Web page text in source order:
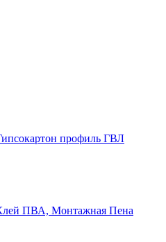
профиль ГВЛ
ПВА, Монтажная Пена